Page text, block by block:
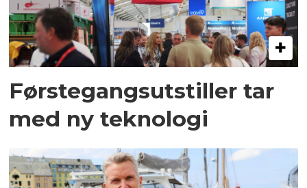
Førstegangsutstiller tar
med ny teknologi